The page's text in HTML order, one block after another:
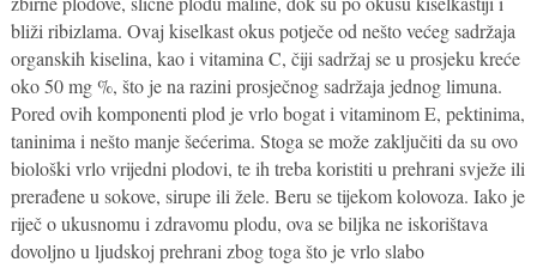
bliži ribizlama. Ovaj kiselkast okus potječe od nešto većeg sadržaja
organskih kiselina, kao i vitamina C, čiji sadržaj se u prosjeku kreće
oko 50 mg %, što je na razini prosječnog sadržaja jednog limuna.
Pored ovih komponenti plod je vrlo bogat i vitaminom E, pektinima,
taninima i nešto manje šećerima. Stoga se može zaključiti da su ovo
biološki vrlo vrijedni plodovi, te ih treba koristiti u prehrani svježe ili
prerađene u sokove, sirupe ili žele. Beru se tijekom kolovoza. Iako je
riječ o ukusnomu i zdravomu plodu, ova se biljka ne iskorištava
dovoljno u ljudskoj prehrani zbog toga što je vrlo slabo